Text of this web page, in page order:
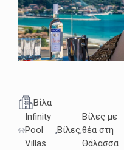
Βίλα
Infinity
Pool
Villas
,Βίλες,
Βίλες με
θέα στη
Θάλασσα